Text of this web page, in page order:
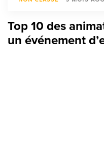
Top 10 des
un événement